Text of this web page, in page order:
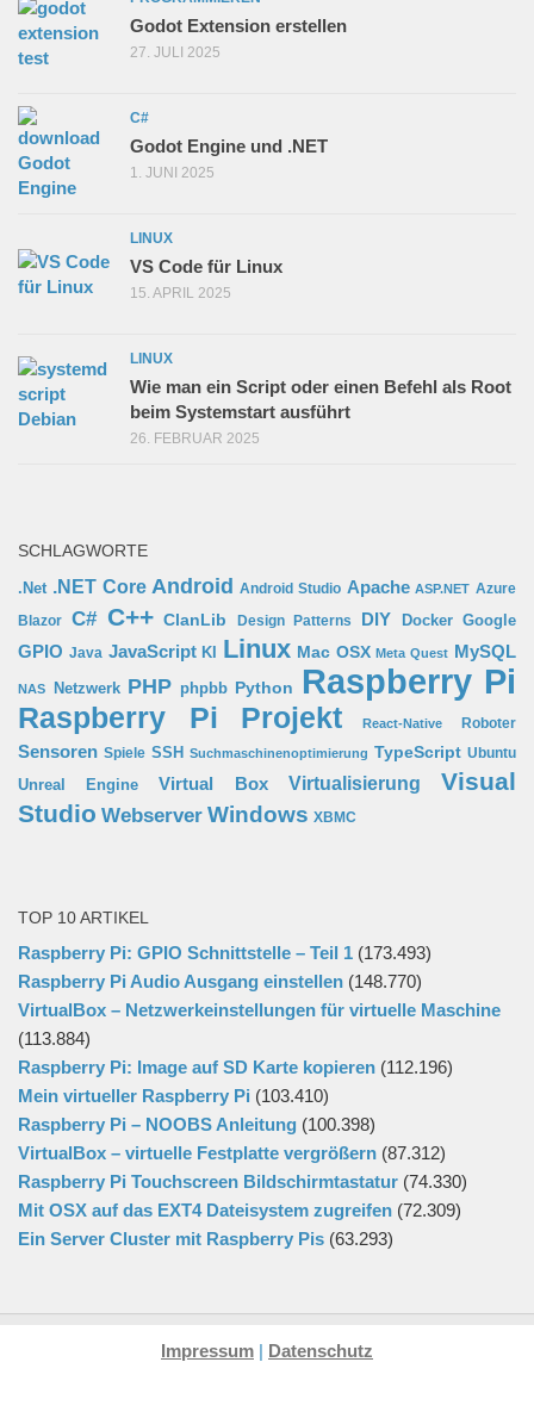
Godot Extension erstellen
27. JULI 2025
C#
Godot Engine und .NET
1. JUNI 2025
LINUX
VS Code für Linux
15. APRIL 2025
LINUX
Wie man ein Script oder einen Befehl als Root
beim Systemstart ausführt
26. FEBRUAR 2025
SCHLAGWORTE
.Net .NET Core Android Android Studio Apache ASP.NET Azure
Blazor C# C++ ClanLib Design Patterns DIY Docker Google
GPIO Java JavaScript KI Linux Mac OSX Meta Quest MySQL
NAS Netzwerk PHP phpbb Python Raspberry Pi
Raspberry Pi Projekt React-Native Roboter
Sensoren Spiele SSH Suchmaschinenoptimierung TypeScript Ubuntu
Unreal Engine
Virtual Box Virtualisierung
Visual
Studio Webserver Windows XBMC
TOP 10 ARTIKEL
Raspberry Pi: GPIO Schnittstelle – Teil 1 (173.493)
Raspberry Pi Audio Ausgang einstellen (148.770)
VirtualBox – Netzwerkeinstellungen für virtuelle Maschine
(113.884)
Raspberry Pi: Image auf SD Karte kopieren (112.196)
Mein virtueller Raspberry Pi (103.410)
Raspberry Pi – NOOBS Anleitung (100.398)
VirtualBox – virtuelle Festplatte vergrößern (87.312)
Raspberry Pi Touchscreen Bildschirmtastatur (74.330)
Mit OSX auf das EXT4 Dateisystem zugreifen (72.309)
Ein Server Cluster mit Raspberry Pis (63.293)
Impressum | Datenschutz